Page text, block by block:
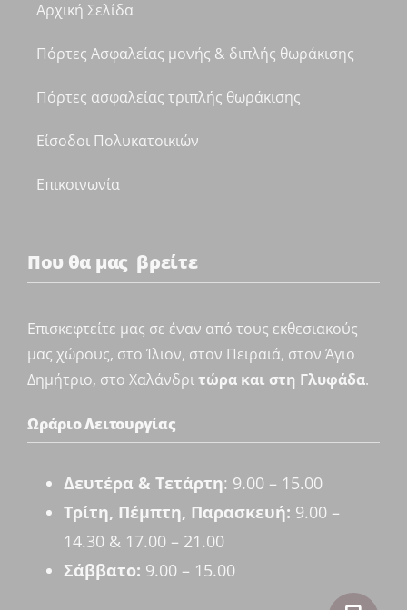
Αρχική Σελίδα
Πόρτες Ασφαλείας μονής & διπλής θωράκισης
Πόρτες ασφαλείας τριπλής θωράκισης
Είσοδοι Πολυκατοικιών
Επικοινωνία
Που θα μας βρείτε
Επισκεφτείτε μας σε έναν από τους εκθεσιακούς
μας χώρους, στο Ίλιον, στον Πειραιά, στον Άγιο
Δημήτριο, στο Χαλάνδριτώρα και στη Γλυφάδα.
Ωράριο Λειτουργίας
Δευτέρα & Τετάρτη: 9.00 – 15.00
Τρίτη, Πέμπτη, Παρασκευή: 9.00 –
14.30 & 17.00 – 21.00
Σάββατο: 9.00 – 15.00